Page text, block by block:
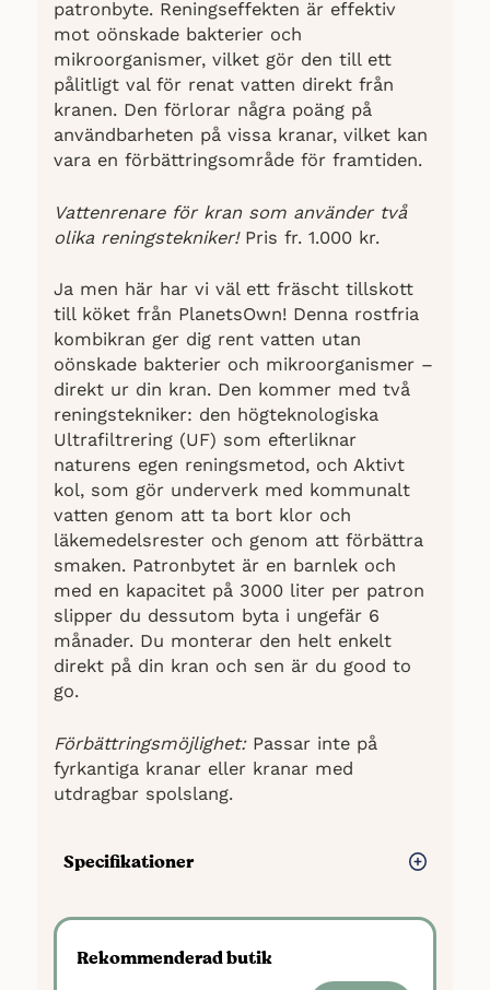
patronbyte. Reningseffekten är effektiv
mot oönskade bakterier och
mikroorganismer, vilket gör den till ett
pålitligt val för renat vatten direkt från
kranen. Den förlorar några poäng på
användbarheten på vissa kranar, vilket kan
vara en förbättringsområde för framtiden.
Vattenrenare för kran som använder två
olika reningstekniker!Pris fr. 1.000 kr.
Ja men här har vi väl ett fräscht tillskott
till köket från PlanetsOwn! Denna rostfria
kombikran ger dig rent vatten utan
oönskade bakterier och mikroorganismer –
direkt ur din kran. Den kommer med två
reningstekniker: den högteknologiska
Ultrafiltrering (UF) som efterliknar
naturens egen reningsmetod, och Aktivt
kol, som gör underverk med kommunalt
vatten genom att ta bort klor och
läkemedelsrester och genom att förbättra
smaken. Patronbytet är en barnlek och
med en kapacitet på 3000 liter per patron
slipper du dessutom byta i ungefär 6
månader. Du monterar den helt enkelt
direkt på din kran och sen är du good to
go.
Förbättringsmöjlighet:Passar inte på
fyrkantiga kranar eller kranar med
utdragbar spolslang.
Specifikationer
Tar bort oönskade bakterier,
Rekommenderad butik